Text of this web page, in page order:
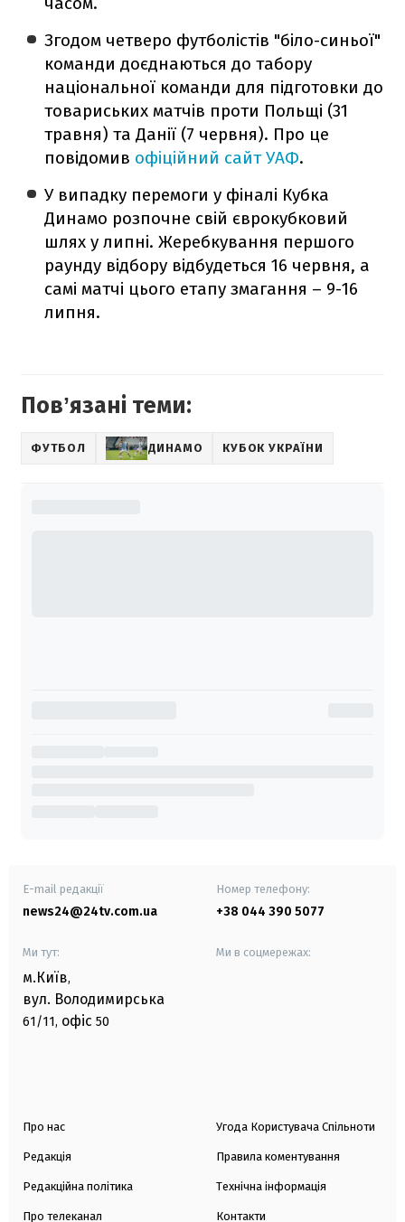
Згодом четверо футболістів "біло-синьої"
команди доєднаються до табору
національної команди для підготовки до
товариських матчів проти Польщі (31
травня) та Данії (7 червня). Про це
повідомив офіційний сайт УАФ.
У випадку перемоги у фіналі Кубка
Динамо розпочне свій єврокубковий
шлях у липні. Жеребкування першого
раунду відбору відбудеться 16 червня, а
самі матчі цього етапу змагання – 9-16
липня.
Повʼязані теми:
ФУТБОЛ ДИНАМО КУБОК УКРАЇНИ
E-mail редакції
news24@24tv.com.ua
Номер телефону:
+38 044 390 5077
Ми тут:
м.Київ,
вул. Володимирська
61/11, офіс 50
Ми в соцмережах:
Про нас
Редакція
Редакційна політика
Про телеканал
Угода Користувача Спільноти
Правила коментування
Технічна інформація
Контакти